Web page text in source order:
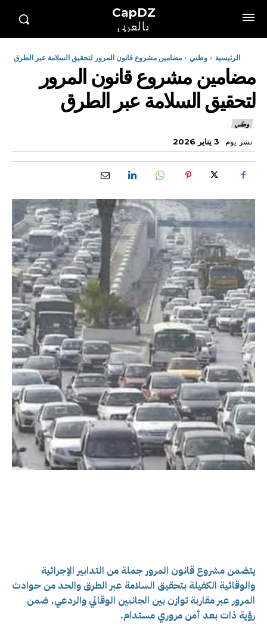
CapDZ
بالعربي
الرئيسية وطني مضامين مشروع قانون المرور لتحقيق السلامة عبر الطرق
مضامين مشروع قانون المرور
لتحقيق السلامة عبر الطرق
وطني
نشر يوم 3 يناير 2026
يتضمن مشروع قانون المرور جملة من التدابير الإجرائية
والوقائية الكفيلة بتحقيق السلامة عبر الطرق والحد من حوادث
المرور عبر مقاربة توازن بين الجانبين الوقائي والردعي, ضمن
رؤية ذات بعد أمن مروري مستدام.